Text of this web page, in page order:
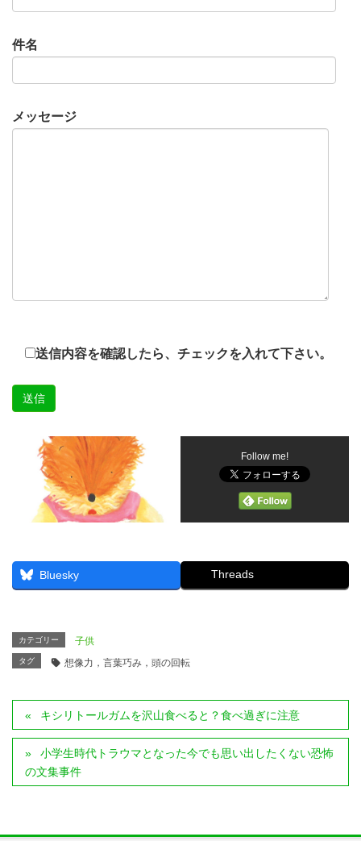
件名
メッセージ
送信内容を確認したら、チェックを入れて下さい。
Follow me!
Bluesky Threads
カテゴリー 子供
タグ 想像力，言葉巧み，頭の回転
キシリトールガムを沢山食べると？食べ過ぎに注意
小学生時代トラウマとなった今でも思い出したくない恐怖
の文集事件